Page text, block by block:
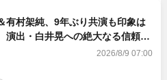
有村架純、9年ぶり共演も印象は
出・白井晃への絶大なる信頼を
キュー』に挑む
2026/8/9 07:00